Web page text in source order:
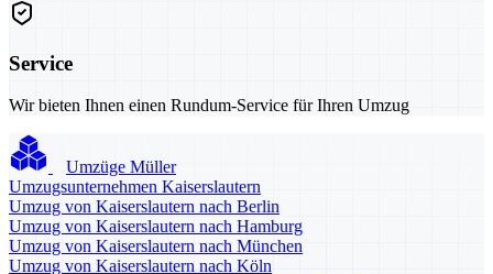
Service
Wir bieten Ihnen einen Rundum-Service für Ihren Umzug
Umzüge Müller
Umzugsunternehmen Kaiserslautern
Umzug von Kaiserslautern nach Berlin
Umzug von Kaiserslautern nach Hamburg
Umzug von Kaiserslautern nach München
Umzug von Kaiserslautern nach Köln